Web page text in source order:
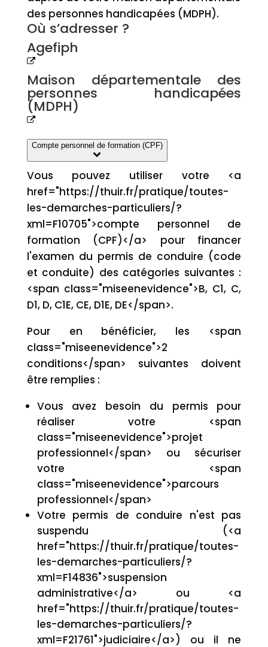
des personnes handicapées (MDPH).
Où s’adresser ?
Agefiph
Maison départementale des
personnes handicapées
(MDPH)
Compte personnel de formation (CPF)
Vous pouvez utiliser votre <a
href="https://thuir.fr/pratique/toutes-
les-demarches-particuliers/?
xml=F10705">compte personnel de
formation (CPF)</a> pour financer
l'examen du permis de conduire (code
et conduite) des catégories suivantes :
<span class="miseenevidence">B, C1, C,
D1, D, C1E, CE, D1E, DE</span>.
Pour en bénéficier, les <span
class="miseenevidence">2
conditions</span> suivantes doivent
être remplies :
Vous avez besoin du permis pour
réaliser votre <span
class="miseenevidence">projet
professionnel</span> ou sécuriser
votre <span
class="miseenevidence">parcours
professionnel</span>
Votre permis de conduire n'est pas
suspendu (<a
href="https://thuir.fr/pratique/toutes-
les-demarches-particuliers/?
xml=F14836">suspension
administrative</a> ou <a
href="https://thuir.fr/pratique/toutes-
les-demarches-particuliers/?
xml=F21761">judiciaire</a>) ou il ne